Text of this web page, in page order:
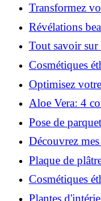
Transformez
installer des
Révélations
transforme
Tout savoir sur
questions clés
Cosmétiques
routine beauté!
Optimisez votre
rampant à
Aloe Vera: 4
parfait!
Pose de
pour un sol
Découvrez
vertus du raisin!
Plaque de
à les coller
Cosmétiques
transformer
Plantes